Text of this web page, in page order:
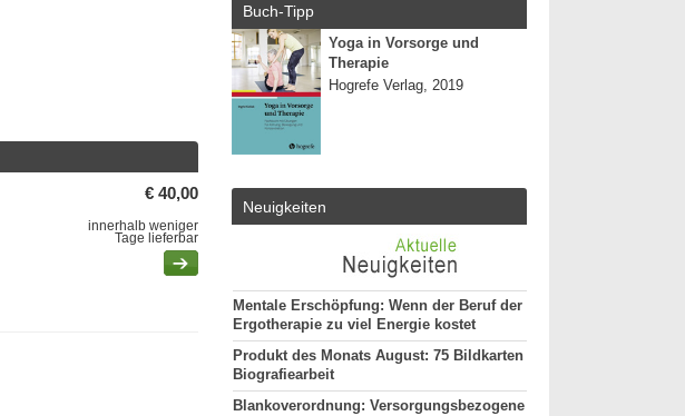
€ 40,00
innerhalb weniger
Tage lieferbar
Buch-Tipp
Yoga in Vorsorge und
Therapie
Hogrefe Verlag, 2019
Neuigkeiten
Mentale Erschöpfung: Wenn der Beruf der
Ergotherapie zu viel Energie kostet
Produkt des Monats August: 75 Bildkarten
Biografiearbeit
Blankoverordnung: Versorgungsbezogene